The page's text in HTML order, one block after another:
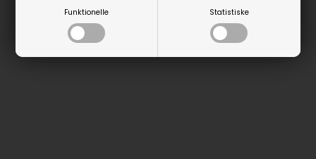
Funktionelle Statistiske